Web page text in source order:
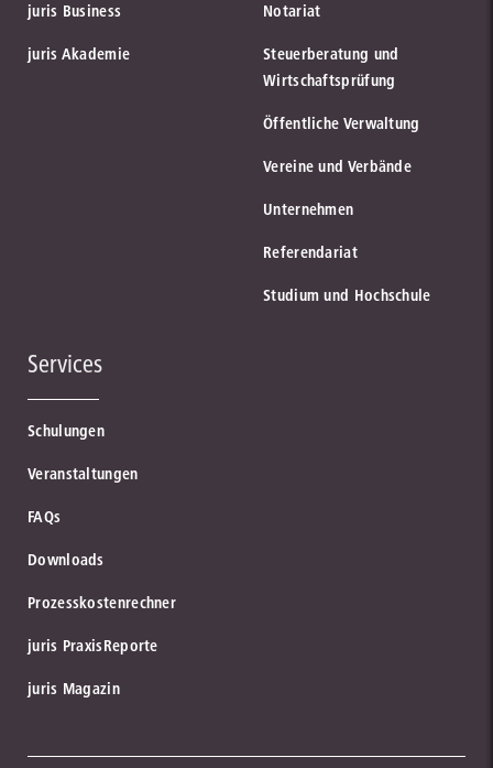
juris Business
juris Akademie
Notariat
Steuerberatung und
Wirtschaftsprüfung
Öffentliche Verwaltung
Vereine und Verbände
Unternehmen
Referendariat
Studium und Hochschule
Services
Schulungen
Veranstaltungen
FAQs
Downloads
Prozesskostenrechner
juris PraxisReporte
juris Magazin